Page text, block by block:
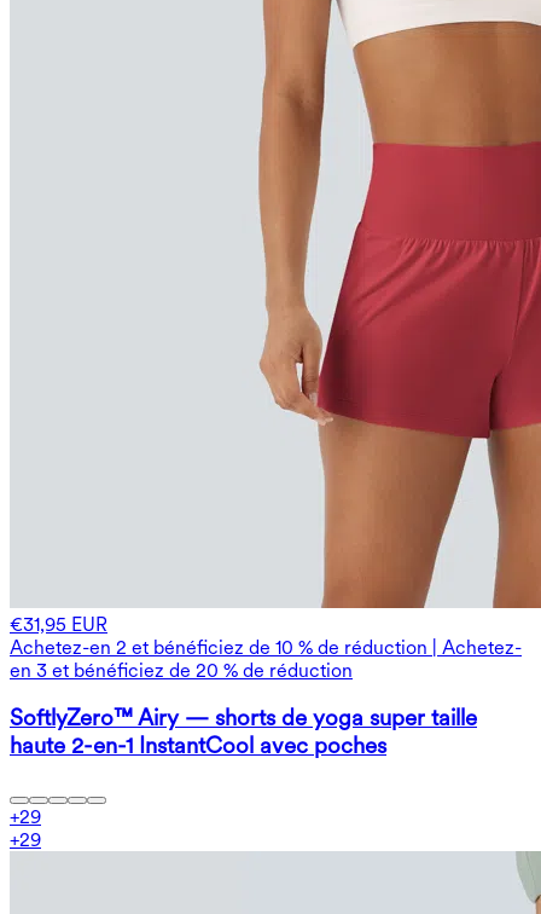
€31,95 EUR
Achetez-en 2 et bénéficiez de 10 % de réduction | Achetez-
en 3 et bénéficiez de 20 % de réduction
SoftlyZero™ Airy — shorts de yoga super taille
haute 2-en-1 InstantCool avec poches
+29
+29